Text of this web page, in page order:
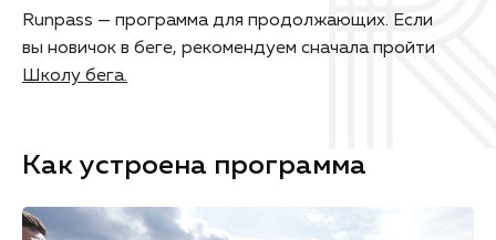
Runpass — программа для продолжающих. Если
вы новичок в беге, рекомендуем сначала пройти
Школу бега.
Как устроена программа